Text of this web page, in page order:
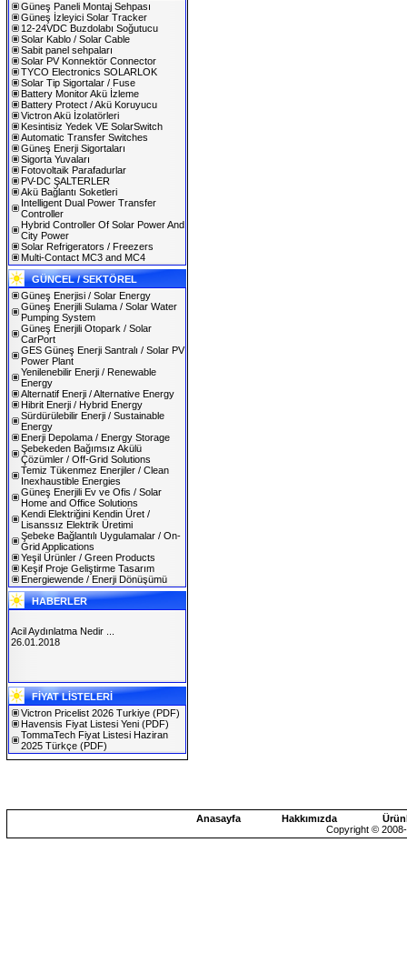
Güneş Paneli Montaj Sehpası
Güneş İzleyici Solar Tracker
12-24VDC Buzdolabı Soğutucu
Solar Kablo / Solar Cable
Sabit panel sehpaları
Solar PV Konnektör Connector
TYCO Electronics SOLARLOK
Solar Tip Sigortalar / Fuse
Battery Monitor Akü İzleme
Battery Protect / Akü Koruyucu
Victron Akü İzolatörleri
Kesintisiz Yedek VE SolarSwitch
Automatic Transfer Switches
Güneş Enerji Sigortaları
Sigorta Yuvaları
Fotovoltaik Parafadurlar
PV-DC ŞALTERLER
Akü Bağlantı Soketleri
Intelligent Dual Power Transfer
Controller
Hybrid Controller Of Solar Power And
City Power
Solar Refrigerators / Freezers
Multi-Contact MC3 and MC4
GÜNCEL / SEKTÖREL
Güneş Enerjisi / Solar Energy
Güneş Enerjili Sulama / Solar Water
Pumping System
Güneş Enerjili Otopark / Solar
CarPort
GES Güneş Enerji Santralı / Solar PV
Power Plant
Yenilenebilir Enerji / Renewable
Energy
Alternatif Enerji / Alternative Energy
Hibrit Enerji / Hybrid Energy
Sürdürülebilir Enerji / Sustainable
Energy
Enerji Depolama / Energy Storage
Şebekeden Bağımsız Akülü
Çözümler / Off-Grid Solutions
Temiz Tükenmez Enerjiler / Clean
Inexhaustible Energies
Güneş Enerjili Ev ve Ofis / Solar
Home and Office Solutions
Kendi Elektriğini Kendin Üret /
Lisanssız Elektrik Üretimi
Şebeke Bağlantılı Uygulamalar / On-
Grid Applications
Yeşil Ürünler / Green Products
Keşif Proje Geliştirme Tasarım
Energiewende / Enerji Dönüşümü
HABERLER
SOLAREX ISTANBUL 2019
30.01.2019
Acil Aydınlatma Nedir ...
26.01.2018
FİYAT LİSTELERİ
Victron Pricelist 2026 Turkiye (PDF)
Havensis Fiyat Listesi Yeni (PDF)
TommaTech Fiyat Listesi Haziran
2025 Türkçe (PDF)
Anasayfa Hakkımızda
Copyright ©